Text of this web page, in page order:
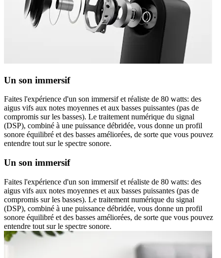
Un son immersif
Faites l'expérience d'un son immersif et réaliste de 80 watts: des
aigus vifs aux notes moyennes et aux basses puissantes (pas de
compromis sur les basses). Le traitement numérique du signal
(DSP), combiné à une puissance débridée, vous donne un profil
sonore équilibré et des basses améliorées, de sorte que vous pouvez
entendre tout sur le spectre sonore.
Un son immersif
Faites l'expérience d'un son immersif et réaliste de 80 watts: des
aigus vifs aux notes moyennes et aux basses puissantes (pas de
compromis sur les basses). Le traitement numérique du signal
(DSP), combiné à une puissance débridée, vous donne un profil
sonore équilibré et des basses améliorées, de sorte que vous pouvez
entendre tout sur le spectre sonore.